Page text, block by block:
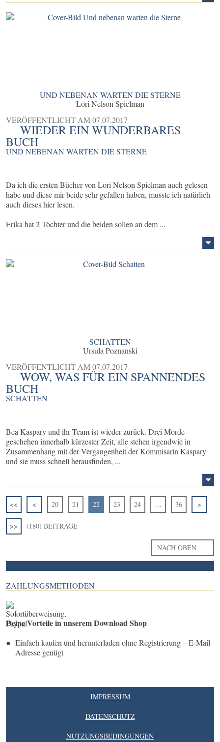
UND NEBENAN WARTEN DIE STERNE
Lori Nelson Spielman
VERÖFFENTLICHT AM07.07.2017
WIEDER EIN WUNDERBARES
BUCH
UND NEBENAN WARTEN DIE STERNE
Da ich die ersten Bücher von Lori Nelson Spielman auch gelesen
habe und diese mir beide sehr gefallen haben, musste ich natürlich
auch dieses hier lesen.
Erika hat 2 Töchter und die beiden sollen an dem ...
SCHATTEN
Ursula Poznanski
VERÖFFENTLICHT AM07.07.2017
WOW, WAS FÜR EIN SPANNENDES
BUCH
SCHATTEN
Bea Kaspary und ihr Team ist wieder zurück. Drei Morde
geschehen innerhalb kürzester Zeit, alle stehen irgendwie in
Zusammenhang mit der Vergangenheit der Kommisarin Kaspary
und sie muss schnell herausfinden, ...
<< < 20 21 22 23 24 … 36 >
>> (180) BEITRÄGE
NACH OBEN
ZAHLUNGSMETHODEN
Deine Vorteile in unserem Download Shop
Einfach kaufen und herunterladen ohne Registrierung – E-Mail
Adresse genügt
IMPRESSUM
DATENSCHUTZ
NUTZUNGSBEDINGUNGEN